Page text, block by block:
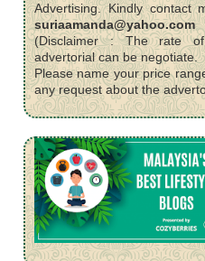
Advertising. Kindly contact
suriaamanda@yahoo.com
(Disclaimer : The rate
advertorial can be negotiate.
Please name your price
any request about the